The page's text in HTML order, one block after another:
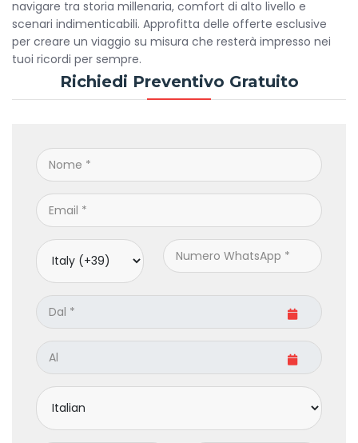
navigare tra storia millenaria, comfort di alto livello e
scenari indimenticabili. Approfitta delle offerte esclusive
per creare un viaggio su misura che resterà impresso nei
tuoi ricordi per sempre.
Richiedi Preventivo Gratuito